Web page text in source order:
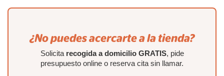
¿No puedes acercarte a la tienda?
Solicita recogida a domicilio GRATIS, pide
presupuesto online o reserva cita sin llamar.